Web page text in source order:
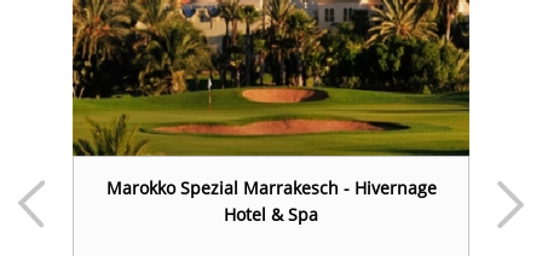
Marokko Spezial Marrakesch - Hivernage
Hotel & Spa